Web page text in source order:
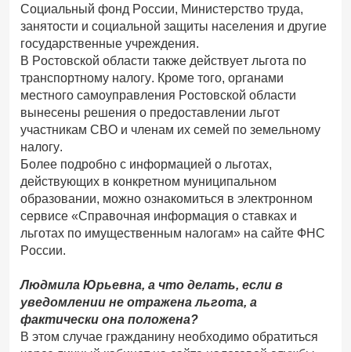
Социальный фонд России, Министерство труда,
занятости и социальной защиты населения и другие
государственные учреждения.
В Ростовской области также действует льгота по
транспортному налогу. Кроме того, органами
местного самоуправления Ростовской области
вынесены решения о предоставлении льгот
участникам СВО и членам их семей по земельному
налогу.
Более подробно с информацией о льготах,
действующих в конкретном муниципальном
образовании, можно ознакомиться в электронном
сервисе «Справочная информация о ставках и
льготах по имущественным налогам» на сайте ФНС
России.
Людмила Юрьевна, а что делать, если в
уведомлении не отражена льгота, а
фактически она положена?
В этом случае гражданину необходимо обратиться